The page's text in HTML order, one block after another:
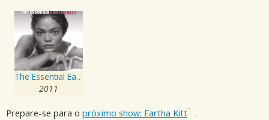
The Essential Eartha Kitt
2011
Prepare-se para o próximo show: Eartha Kitt .